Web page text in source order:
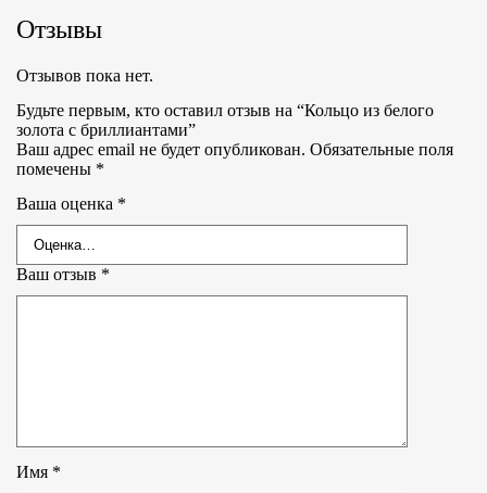
Отзывы
Отзывов пока нет.
Будьте первым, кто оставил отзыв на “Кольцо из белого
золота с бриллиантами”
Ваш адрес email не будет опубликован. Обязательные поля
помечены *
Ваша оценка *
Ваш отзыв *
Имя *